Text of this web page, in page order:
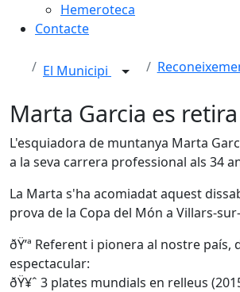
Hemeroteca
Contacte
El Municipi
Marta Garcia es retira
L'esquiadora de muntanya Marta
a la seva carrera professional als 34
La Marta s'ha acomiadat aquest
prova de la Copa del Món a Villars-
ðŸ’ª Referent i pionera al nostre país,
espectacular:
ðŸ¥ˆ 3 plates mundials en relleus